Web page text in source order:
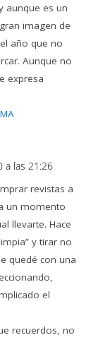
aunque es un
imagen de
año que no
Aunque no
expresa
a las 21:26
revistas a
un momento
llevarte. Hace
y tirar no
quedé con una
el
recuerdos, no